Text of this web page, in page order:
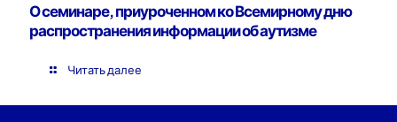
О семинаре, приуроченном ко Всемирному дню
распространения информации об аутизме
Читать далее